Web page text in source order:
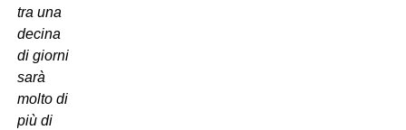
tra una
decina
di giorni
sarà
molto di
più di